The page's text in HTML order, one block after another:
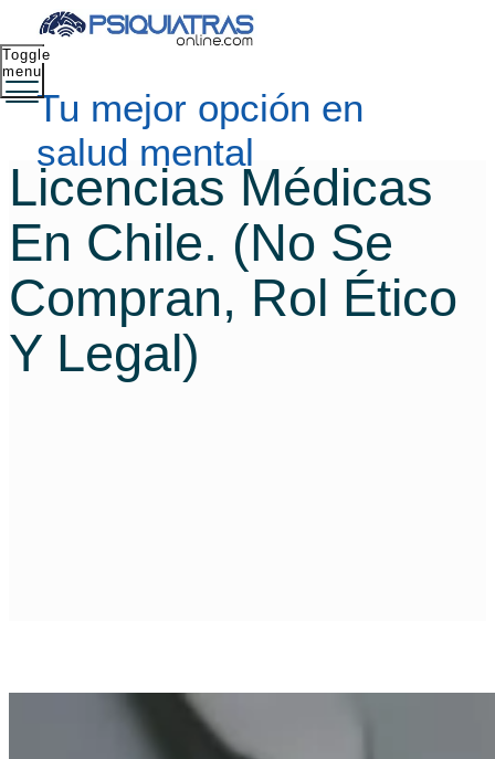
Tu mejor opción en
salud mental
Toggle
menu
Licencias Médicas
En Chile. (no Se
Compran, Rol Ético
Y Legal)